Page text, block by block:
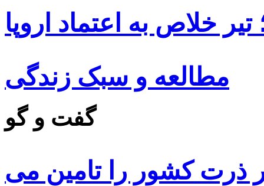
خلاص به اعتماد اروپا
مطالعه و سبک زندگی
گفت و گو
۸۵ درصد بذر ذرت کشور را تامین می